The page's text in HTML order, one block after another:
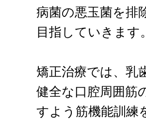
病菌の悪玉菌を排
目指していきます。
矯正治療では、乳
健全な口腔周囲筋
すよう筋機能訓練